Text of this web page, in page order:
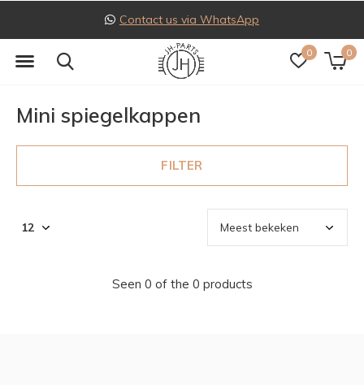
0 0
Contact us via WhatsApp
Mini spiegelkappen
FILTER
Seen 0 of the 0 products